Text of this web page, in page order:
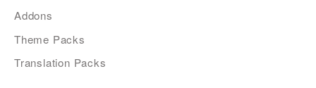
Addons
Theme Packs
Translation Packs